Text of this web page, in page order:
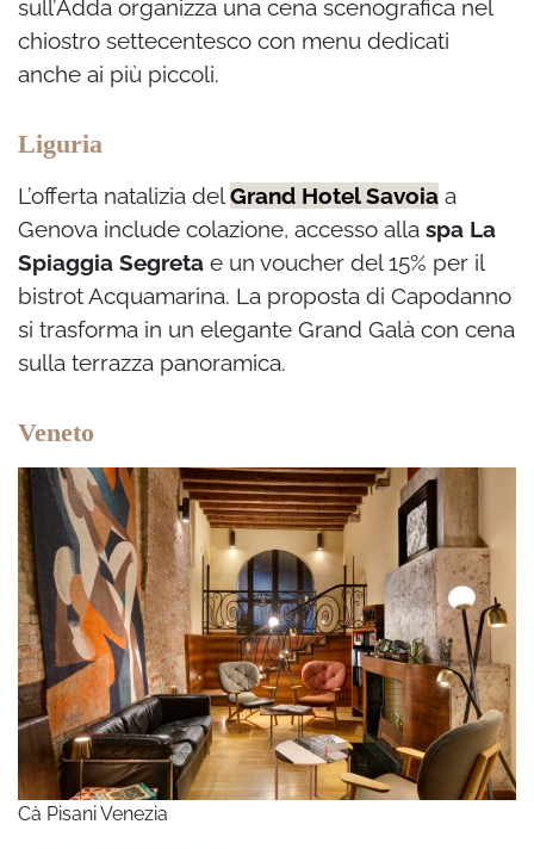
sull’Adda organizza una cena scenografica nel
chiostro settecentesco con menu dedicati
anche ai più piccoli.
Liguria
L’offerta natalizia delGrand Hotel Savoia a
Genova include colazione, accesso alla spa La
Spiaggia Segreta e un voucher del 15% per il
bistrot Acquamarina. La proposta di Capodanno
si trasforma in un elegante Grand Galà con cena
sulla terrazza panoramica.
Veneto
Cà Pisani Venezia